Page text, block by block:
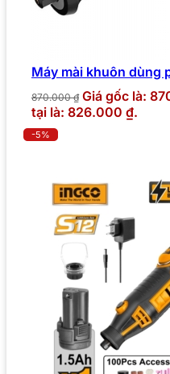
Máy mài khuôn dùng
870.000₫ Giá gốc là:
tại là: 826.000 ₫.
-5%